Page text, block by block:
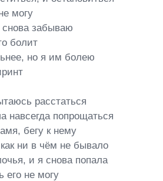
могу
забываю
болит
но я им болею
расстаться
навсегда попрощаться
бегу к нему
ни в чём не бывало
и я снова попала
его не могу